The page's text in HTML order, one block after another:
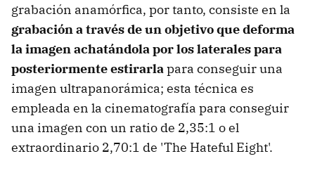
grabación anamórfica, por tanto, consiste en la
grabación a través de un objetivo que deforma
la imagen achatándola por los laterales para
posteriormente estirarlapara conseguir una
imagen ultrapanorámica; esta técnica es
empleada en la cinematografía para conseguir
una imagen con un ratio de 2,35:1 o el
extraordinario 2,70:1 de 'The Hateful Eight'.